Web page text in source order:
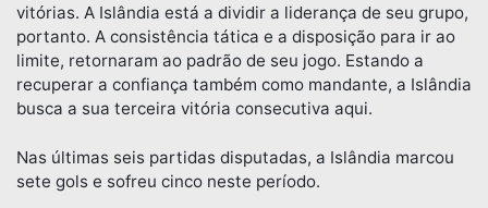
vitórias. A Islândia está a dividir a liderança de seu grupo,
portanto. A consistência tática e a disposição para ir ao
limite, retornaram ao padrão de seu jogo. Estando a
recuperar a confiança também como mandante, a Islândia
busca a sua terceira vitória consecutiva aqui.
Nas últimas seis partidas disputadas, a Islândia marcou
sete gols e sofreu cinco neste período.